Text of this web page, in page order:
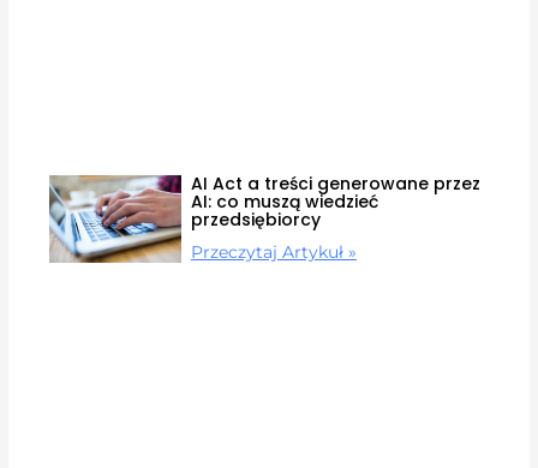
AI Act a treści generowane przez
AI: co muszą wiedzieć
przedsiębiorcy
Przeczytaj Artykuł »